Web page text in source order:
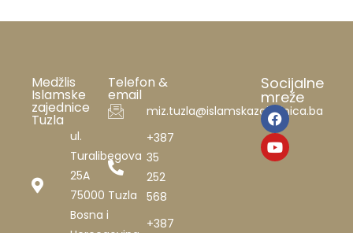
Medžlis
Islamske
zajednice
Tuzla
ul.
Turalibegova
25A
75000 Tuzla
Bosna i
Telefon &
email
miz.tuzla@islamskazajednica.ba
+387
35
252
568
+387
Socijalne
mreže